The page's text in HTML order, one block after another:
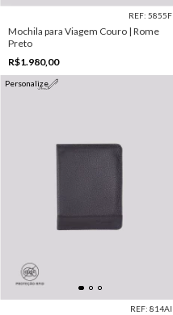
REF: 5855F
Mochila para Viagem Couro | Rome
Preto
R$1.980,00
Personalize
REF: 814AI